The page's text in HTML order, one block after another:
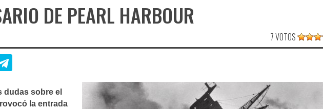
DE PEARL HARBOUR
7 VOTOS
dudas sobre el
la entrada